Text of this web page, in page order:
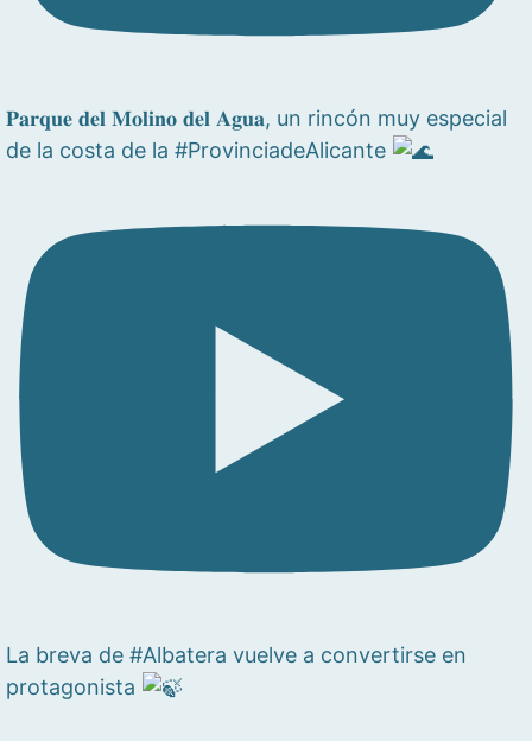
𝐏𝐚𝐫𝐪𝐮𝐞 𝐝𝐞𝐥 𝐌𝐨𝐥𝐢𝐧𝐨 𝐝𝐞𝐥 𝐀𝐠𝐮𝐚, un rincón muy especial
de la costa de la #ProvinciadeAlicante
La breva de #Albatera vuelve a convertirse en
protagonista